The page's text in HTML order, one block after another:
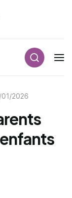
principale
2026